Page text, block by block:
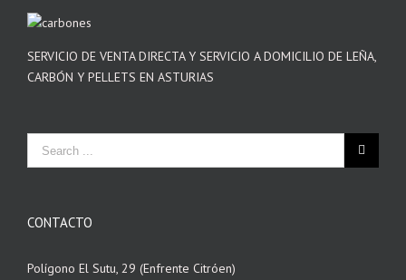
SERVICIO DE VENTA DIRECTA Y SERVICIO A DOMICILIO DE LEÑA,
CARBÓN Y PELLETS EN ASTURIAS
CONTACTO
Polígono El Sutu, 29 (Enfrente Citróen)